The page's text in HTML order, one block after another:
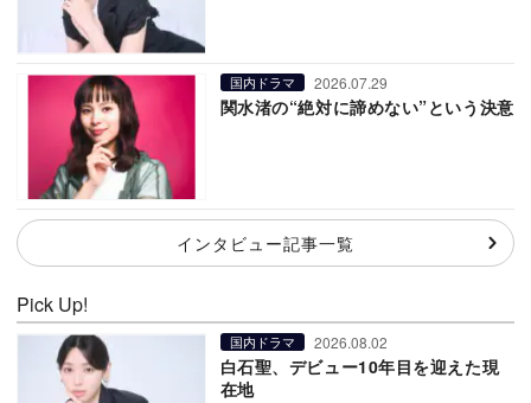
国内ドラマ 2026.07.29
関水渚の“絶対に諦めない”という決意
インタビュー記事一覧
Pick Up!
国内ドラマ 2026.08.02
白石聖、デビュー10年目を迎えた現
在地